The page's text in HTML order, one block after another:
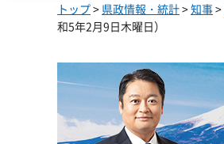
トップ> 県政情報・統計>知事>
和5年2月9日木曜日）